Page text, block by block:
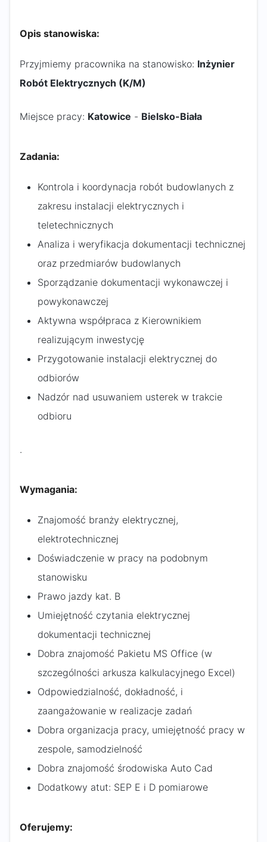
Opis stanowiska:
Przyjmiemy pracownika na stanowisko: Inżynier
Robót Elektrycznych (K/M)
Miejsce pracy: Katowice - Bielsko-Biała
Zadania:
Kontrola i koordynacja robót budowlanych z
zakresu instalacji elektrycznych i
teletechnicznych
Analiza i weryfikacja dokumentacji technicznej
oraz przedmiarów budowlanych
Sporządzanie dokumentacji wykonawczej i
powykonawczej
Aktywna współpraca z Kierownikiem
realizującym inwestycję
Przygotowanie instalacji elektrycznej do
odbiorów
Nadzór nad usuwaniem usterek w trakcie
odbioru
.
Wymagania:
Znajomość branży elektrycznej,
elektrotechnicznej
Doświadczenie w pracy na podobnym
stanowisku
Prawo jazdy kat. B
Umiejętność czytania elektrycznej
dokumentacji technicznej
Dobra znajomość Pakietu MS Office (w
szczególności arkusza kalkulacyjnego Excel)
Odpowiedzialność, dokładność, i
zaangażowanie w realizacje zadań
Dobra organizacja pracy, umiejętność pracy w
zespole, samodzielność
Dobra znajomość środowiska Auto Cad
Dodatkowy atut: SEP E i D pomiarowe
Oferujemy: